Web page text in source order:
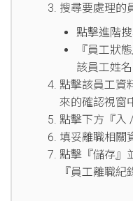
搜尋要處理的
點擊進階
『員工狀
該員工姓
點擊該員工資
來的確認視窗
點擊下方『入
填妥離職相關
點擊『儲存』
『員工離職